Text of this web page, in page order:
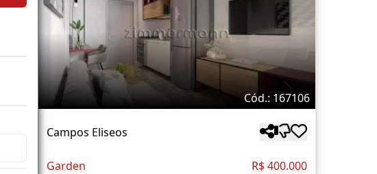
Cód.: 167106
Campos Eliseos
Garden R$ 400.000